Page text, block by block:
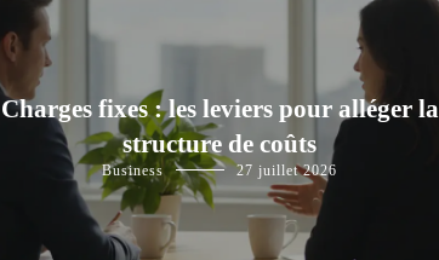
Charges fixes : les leviers pour alléger la
structure de coûts
Business 27 juillet 2026